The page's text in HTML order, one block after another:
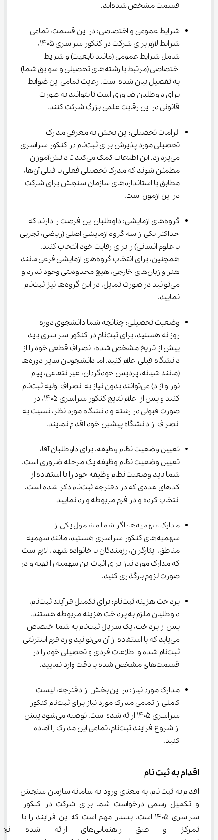
قسمت مشخص شده‌اند.
شرایط عمومی و اختصاصی: در این قسمت، تمامی
شرایط لازم برای شرکت در کنکور سراسری ۱۴۰۵،
شامل شرایط عمومی (مانند تابعیت) و شرایط
اختصاصی (مرتبط با رشته‌های تحصیلی و سوابق شما)
به تفصیل بیان شده است. رعایت تمامی این ضوابط
برای داوطلبان ضروری است تا بتوانند به صورت
قانونی در این رقابت علمی بزرگ شرکت کنند.
الزامات تحصیلی: این بخش به معرفی مدارک
تحصیلی مورد پذیرش برای ثبت‌نام در کنکور سراسری
می‌پردازد. این اطلاعات کمک می‌کند تا دانش‌آموزان
مطمئن شوند که مدرک تحصیلی فعلی یا قبلی آن‌ها،
مطابق با استانداردهای سازمان سنجش برای شرکت
در این آزمون است.
گروه‌های آزمایشی: داوطلبان این فرصت را دارند که
حداکثر یکی از سه گروه آزمایشی اصلی (ریاضی، تجربی
یا علوم انسانی) را برای رقابت خود انتخاب کنند.
همچنین، برای انتخاب گروه‌های آزمایشی فرعی مانند
هنر و زبان‌های خارجی، هیچ محدودیتی وجود ندارد و
می‌توانید در صورت تمایل، در این گروه‌ها نیز ثبت‌نام
نمایید.
وضعیت تحصیلی: چنانچه شما دانشجوی دوره
روزانه هستید، برای ثبت‌نام در کنکور سراسری باید
پیش از تاریخ مشخص شده، انصراف قطعی خود را از
دانشگاه قبلی اعلام کنید. اما دانشجویان سایر دوره‌ها
(مانند شبانه، پردیس خودگردان، غیرانتفاعی، پیام
نور و آزاد) می‌توانند بدون نیاز به انصراف اولیه ثبت‌نام
کنند و پس از اعلام نتایج کنکور سراسری ۱۴۰۵، در
صورت قبولی در رشته و دانشگاه مورد نظر، نسبت به
انصراف از دانشگاه پیشین خود اقدام نمایند.
تعیین وضعیت نظام وظیفه: برای داوطلبان آقا،
تعیین وضعیت نظام وظیفه یک مرحله ضروری است.
شما باید وضعیت نظام وظیفه خود را با استفاده از
کدهای عددی که در دفترچه ثبت‌نام ذکر شده است،
انتخاب کرده و در فرم مربوطه وارد نمایید
مدارک سهمیه‌ها: اگر شما مشمول یکی از
سهمیه‌های کنکور سراسری هستید، مانند سهمیه
مناطق، ایثارگران، رزمندگان یا خانواده شهدا، لازم است
که مدارک مورد نیاز برای اثبات این سهمیه را تهیه و در
صورت لزوم بارگذاری کنید.
پرداخت هزینه ثبت‌نام: برای تکمیل فرآیند ثبت‌نام،
داوطلبان ملزم به پرداخت هزینه مربوطه هستند.
پس از پرداخت، یک سریال ثبت‌نام به شما اختصاص
می‌یابد که با استفاده از آن می‌توانید وارد فرم اینترنتی
ثبت‌نام شده و اطلاعات فردی و تحصیلی خود را در
قسمت‌های مشخص شده با دقت وارد نمایید.
مدارک مورد نیاز: در این بخش از دفترچه، لیست
کاملی از تمامی مدارک مورد نیاز برای ثبت‌نام کنکور
سراسری ۱۴۰۵ ارائه شده است. توصیه می‌شود پیش
از شروع فرآیند ثبت‌نام، تمامی این مدارک را آماده
کنید.
اقدام به ثبت نام
اقدام به ثبت نام، به معنای ورود به سامانه سازمان سنجش
و تکمیل رسمی درخواست شما برای شرکت در کنکور
سراسری ۱۴۰۵ است. بسیار مهم است که این فرآیند را با
تمرکز و طبق راهنمایی‌های